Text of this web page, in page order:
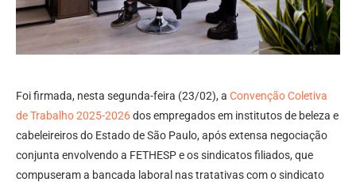
Foi firmada, nesta segunda-feira (23/02), a Convenção Coletiva
de Trabalho 2025-2026dos empregados em institutos de beleza e
cabeleireiros do Estado de São Paulo, após extensa negociação
conjunta envolvendo a FETHESP e os sindicatos filiados, que
compuseram a bancada laboral nas tratativas com o sindicato